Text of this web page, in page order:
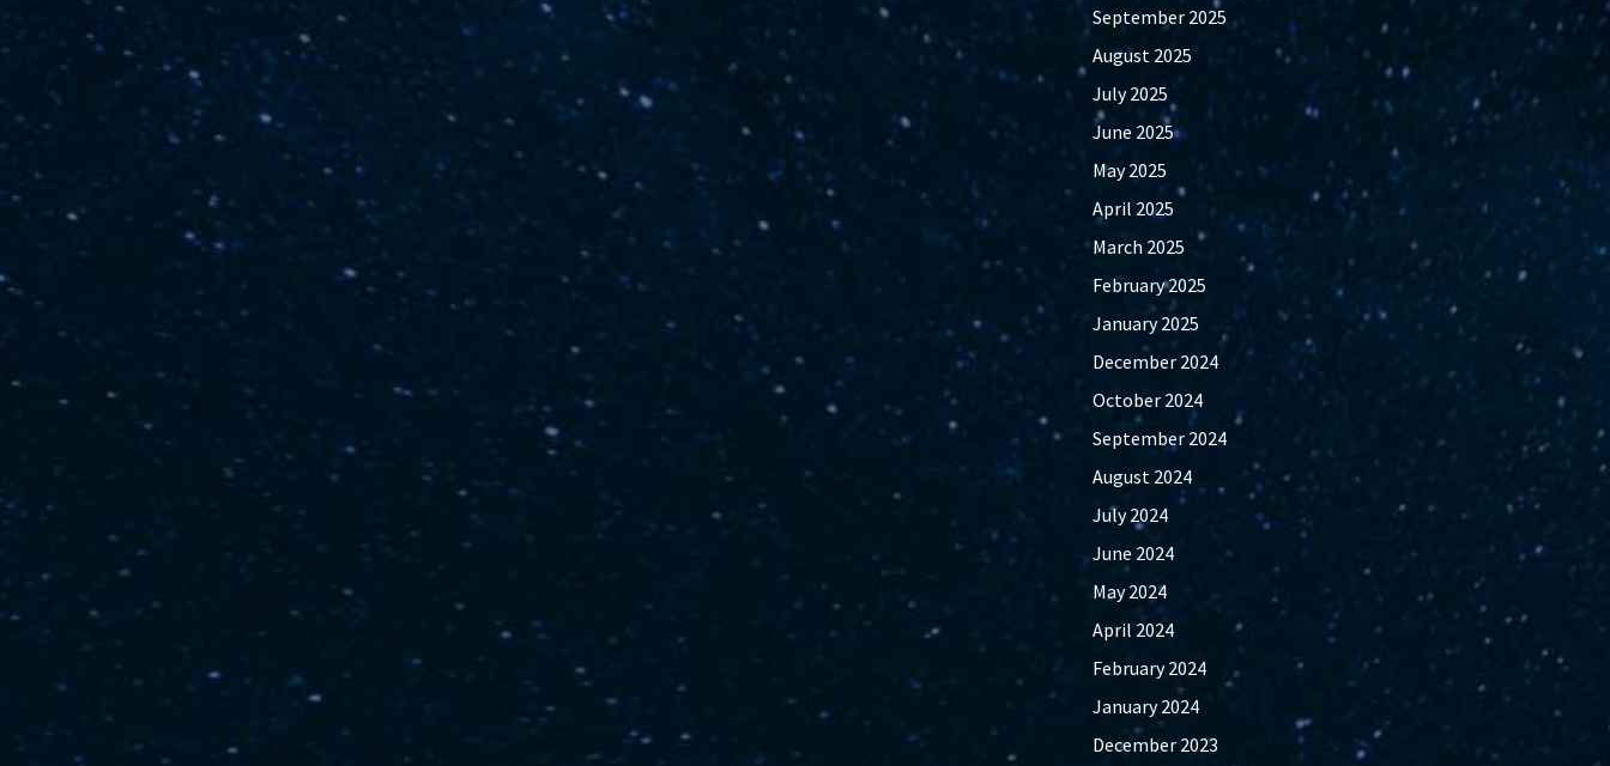
September 2025
August 2025
July 2025
June 2025
May 2025
April 2025
March 2025
February 2025
January 2025
December 2024
October 2024
September 2024
August 2024
July 2024
June 2024
May 2024
April 2024
February 2024
January 2024
December 2023